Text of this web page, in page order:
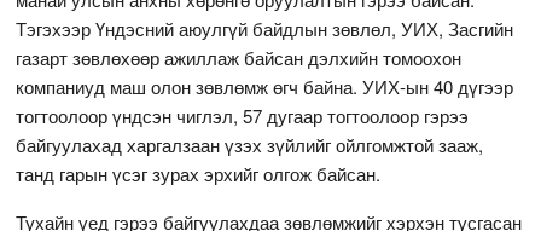
Тэгэхээр Үндэсний аюулгүй байдлын зөвлөл, УИХ, Засгийн
газарт зөвлөхөөр ажиллаж байсан дэлхийн томоохон
компаниуд маш олон зөвлөмж өгч байна. УИХ-ын 40 дүгээр
тогтоолоор үндсэн чиглэл, 57 дугаар тогтоолоор гэрээ
байгуулахад харгалзаан үзэх зүйлийг ойлгомжтой зааж,
танд гарын үсэг зурах эрхийг олгож байсан.
Тухайн үед гэрээ байгуулахдаа зөвлөмжийг хэрхэн тусгасан